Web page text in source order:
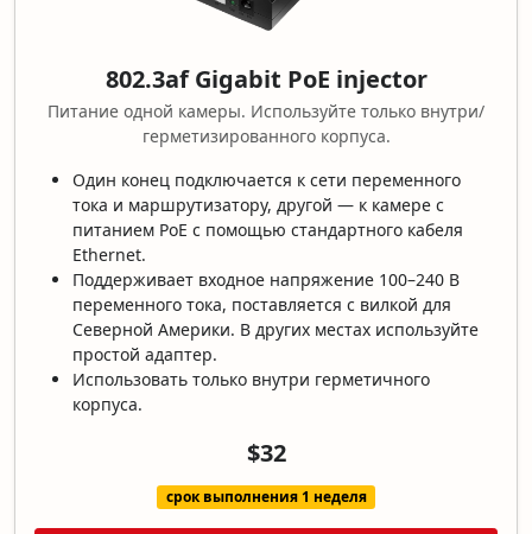
802.3af Gigabit PoE injector
Питание одной камеры. Используйте только внутри/
герметизированного корпуса.
Один конец подключается к сети переменного
тока и маршрутизатору, другой — к камере с
питанием PoE с помощью стандартного кабеля
Ethernet.
Поддерживает входное напряжение 100–240 В
переменного тока, поставляется с вилкой для
Северной Америки. В других местах используйте
простой адаптер.
Использовать только внутри герметичного
корпуса.
$32
срок выполнения 1 неделя